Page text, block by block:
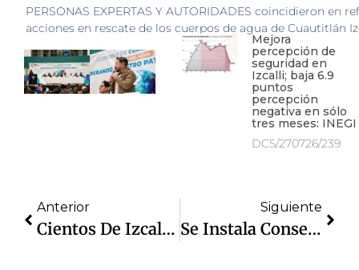
PERSONAS EXPERTAS Y AUTORIDADES coincidieron en
acciones en rescate de los cuerpos de agua de Cuautitlán
Mejora
percepción de
seguridad en
Izcalli; baja 6.9
puntos
percepción
negativa en sólo
tres meses: INEGI
DCS/270726/239
Anterior
Cientos De Izcallenses Fueron Beneficiados Con Las Jornadas Por La Paz, En Lomas De Cuautitlán
Siguiente
Se Instala Consejo Intermunicipal De Seguridad Pública Región 9; Daniel Serrano Asume La Vicepresidencia